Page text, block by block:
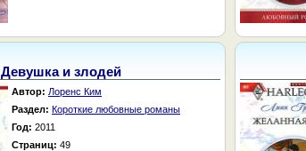
Девушка и злодей
Автор: Лоренс Ким
Раздел: Короткие любовные романы
Год: 2011
Страниц: 49